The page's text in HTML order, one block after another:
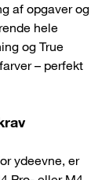
af opgaver og
hele
og True
– perfekt
ydeevne, er